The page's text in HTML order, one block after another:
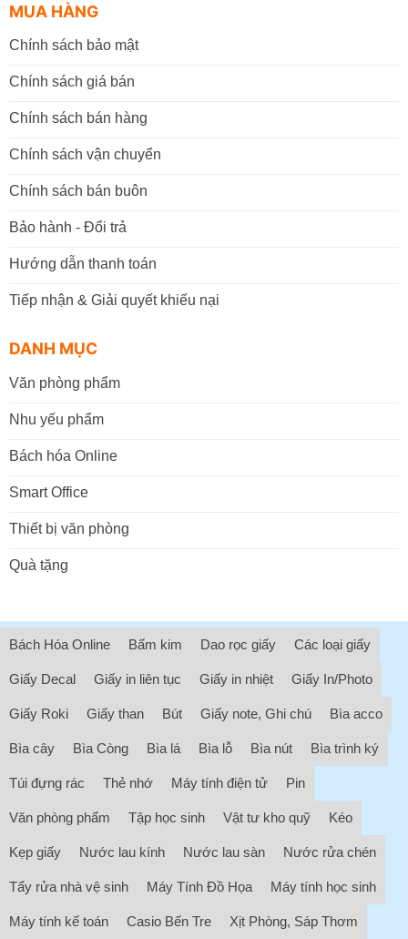
MUA HÀNG
Chính sách bảo mật
Chính sách giá bán
Chính sách bán hàng
Chính sách vận chuyển
Chính sách bán buôn
Bảo hành - Đổi trả
Hướng dẫn thanh toán
Tiếp nhận & Giải quyết khiếu nại
DANH MỤC
Văn phòng phẩm
Nhu yếu phẩm
Bách hóa Online
Smart Office
Thiết bị văn phòng
Quà tặng
Bách Hóa Online Bấm kim Dao rọc giấy Các loại giấy
Giấy Decal Giấy in liên tục Giấy in nhiệt Giấy In/Photo
Giấy Roki Giấy than Bút Giấy note, Ghi chú Bìa acco
Bìa cây Bìa Còng Bìa lá Bìa lỗ Bìa nút Bìa trình ký
Túi đựng rác Thẻ nhớ Máy tính điện tử Pin
Văn phòng phẩm Tập học sinh Vật tư kho quỹ Kéo
Kẹp giấy Nước lau kính Nước lau sàn Nước rửa chén
Tẩy rửa nhà vệ sinh Máy Tính Đồ Họa Máy tính học sinh
Máy tính kế toán Casio Bến Tre Xịt Phòng, Sáp Thơm